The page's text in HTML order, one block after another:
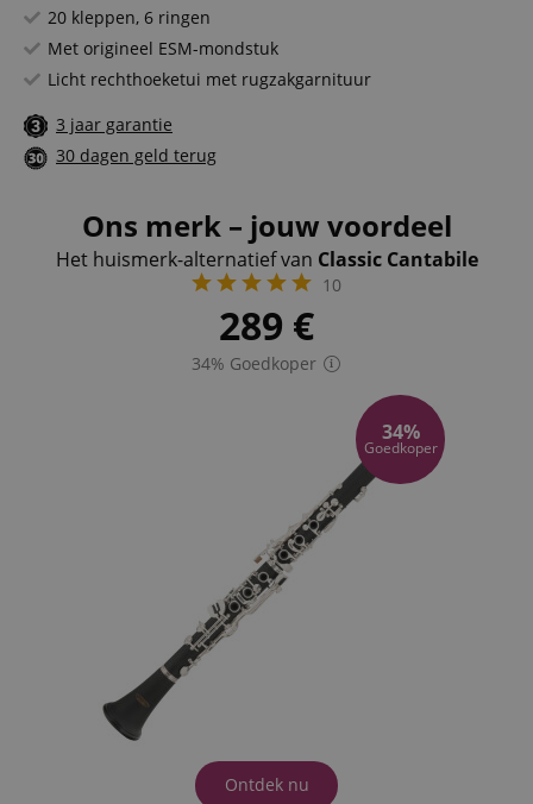
20 kleppen, 6 ringen
Met origineel ESM-mondstuk
Licht rechthoeketui met rugzakgarnituur
3 jaar garantie
30 dagen geld terug
Ons merk – jouw voordeel
Het huismerk-alternatief van Classic Cantabile
10
289 €
34% Goedkoper
34%
Goedkoper
Ontdek nu